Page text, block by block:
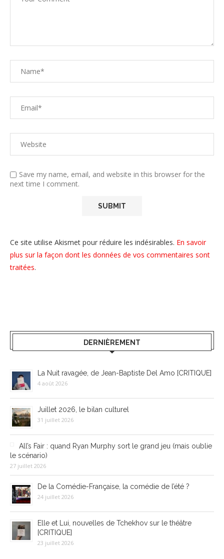
Save my name, email, and website in this browser for the
next time I comment.
Ce site utilise Akismet pour réduire les indésirables. En savoir
plus sur la façon dont les données de vos commentaires sont
traitées.
DERNIÈREMENT
La Nuit ravagée, de Jean-Baptiste Del Amo [CRITIQUE]
4 août 2026
Juillet 2026, le bilan culturel
31 juillet 2026
All’s Fair : quand Ryan Murphy sort le grand jeu (mais oublie
le scénario)
27 juillet 2026
De la Comédie-Française, la comédie de l’été ?
24 juillet 2026
Elle et Lui, nouvelles de Tchekhov sur le théâtre
[CRITIQUE]
23 juillet 2026